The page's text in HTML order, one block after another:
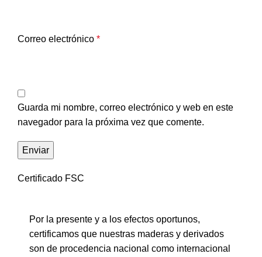
Correo electrónico *
Guarda mi nombre, correo electrónico y web en este
navegador para la próxima vez que comente.
Certificado FSC
Por la presente y a los efectos oportunos,
certificamos que nuestras maderas y derivados
son de procedencia nacional como internacional